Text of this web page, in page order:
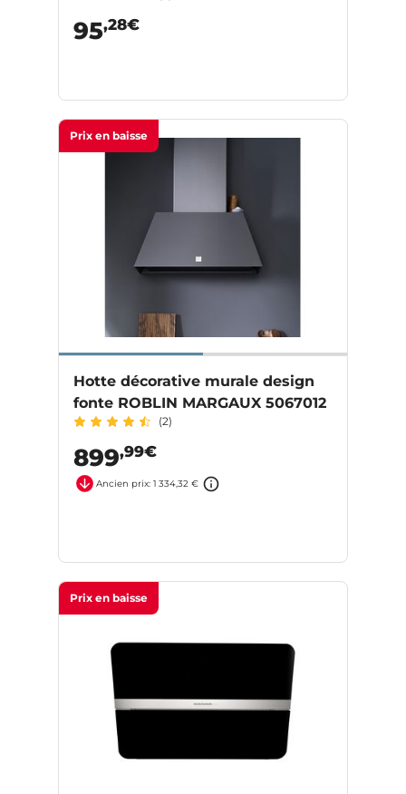
95,28€
Prix en baisse
Hotte décorative murale design
fonte ROBLIN MARGAUX 5067012
(2)
899,99€
Ancien prix: 1 334,32 €
Prix en baisse